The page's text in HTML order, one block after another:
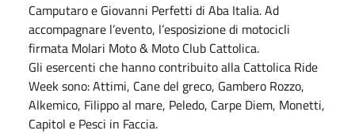
Camputaro e Giovanni Perfetti di Aba Italia. Ad
accompagnare l’evento, l’esposizione di motocicli
firmata Molari Moto & Moto Club Cattolica.
Gli esercenti che hanno contribuito alla Cattolica Ride
Week sono: Attimi, Cane del greco, Gambero Rozzo,
Alkemico, Filippo al mare, Peledo, Carpe Diem, Monetti,
Capitol e Pesci in Faccia.